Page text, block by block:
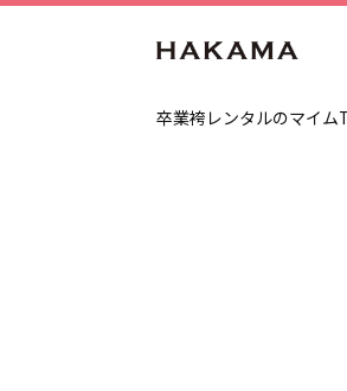
卒業袴レンタルのマイム